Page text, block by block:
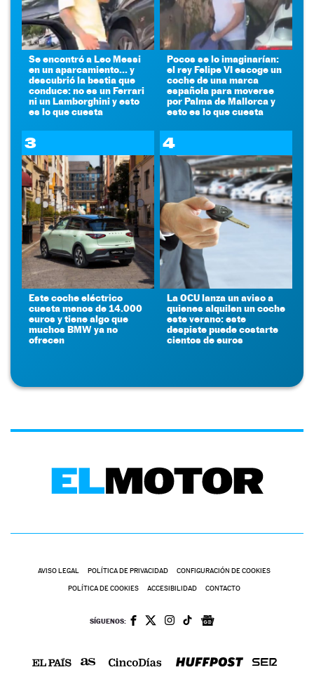
Se encontró a Leo Messi
en un aparcamiento... y
descubrió la bestia que
conduce: no es un Ferrari
ni un Lamborghini y esto
es lo que cuesta
Pocos se lo imaginarían:
el rey Felipe VI escoge un
coche de una marca
española para moverse
por Palma de Mallorca y
esto es lo que cuesta
3
Este coche eléctrico
cuesta menos de 14.000
euros y tiene algo que
muchos BMW ya no
ofrecen
4
La OCU lanza un aviso a
quienes alquilen un coche
este verano: este
despiste puede costarte
cientos de euros
AVISO LEGAL POLÍTICA DE PRIVACIDAD CONFIGURACIÓN DE COOKIES
POLÍTICA DE COOKIES ACCESIBILIDAD CONTACTO
SÍGUENOS: